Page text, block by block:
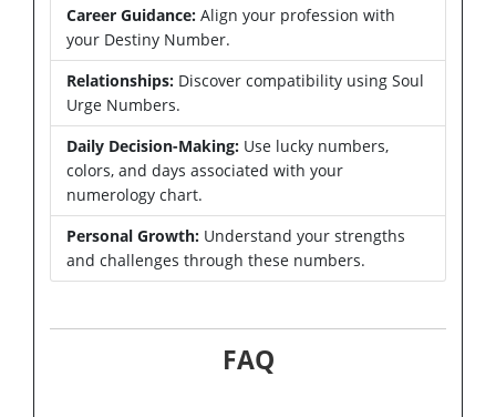
Career Guidance: Align your profession with
your Destiny Number.
Relationships: Discover compatibility using Soul
Urge Numbers.
Daily Decision-Making: Use lucky numbers,
colors, and days associated with your
numerology chart.
Personal Growth: Understand your strengths
and challenges through these numbers.
FAQ